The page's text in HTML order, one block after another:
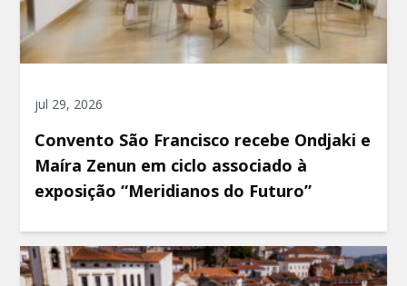
jul 29, 2026
Convento São Francisco recebe Ondjaki e
Maíra Zenun em ciclo associado à
exposição “Meridianos do Futuro”